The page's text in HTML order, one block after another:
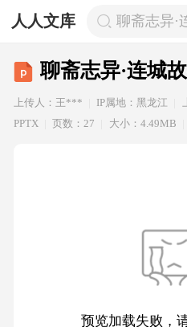
人人文库 聊斋志异·
聊斋志异·连城
上传人：王*** IP属地：黑龙江
PPTX
页数：27 大小：4.49MB
预览加载失败，